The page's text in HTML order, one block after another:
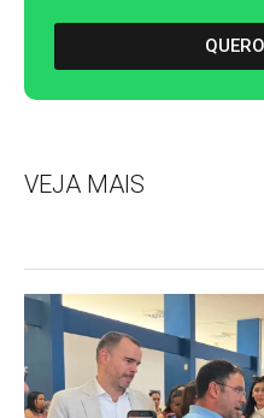
VEJA MAIS